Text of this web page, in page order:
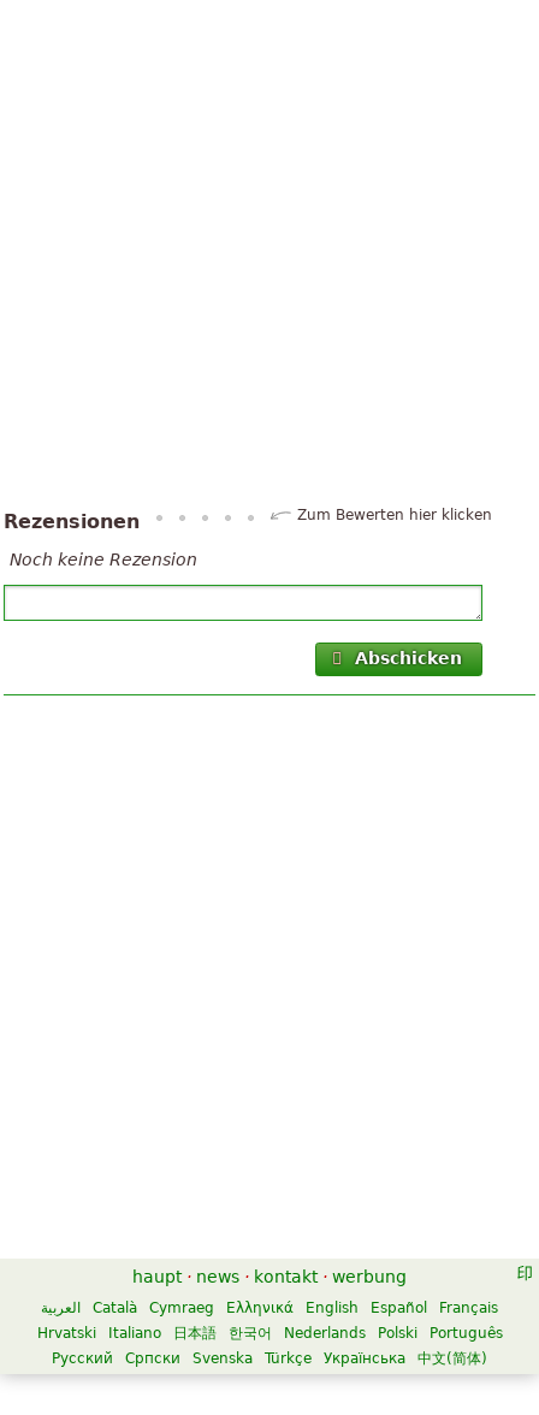
Rezensionen Zum Bewerten hier klicken
Noch keine Rezension
Abschicken
haupt · news · kontakt · werbung
العربية Català Cymraeg Ελληνικά English Español
Français
Hrvatski
Italiano 日本語 한국어 Nederlands Polski
Português
Русский
Српски Svenska Türkçe Українська 中文(简体)